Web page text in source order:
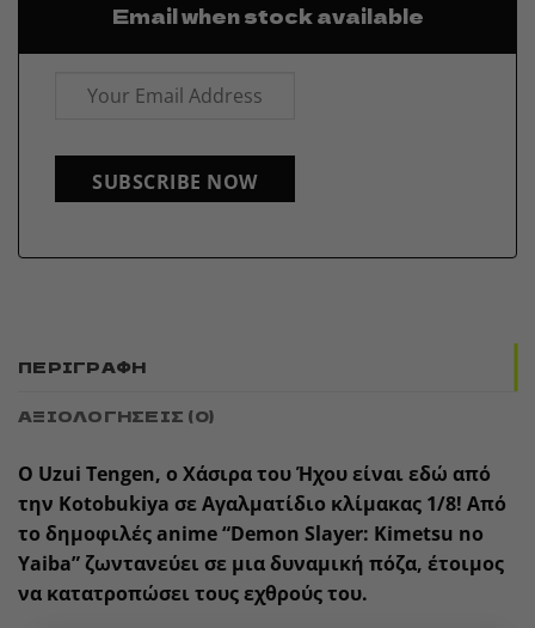
Email when stock available
SUBSCRIBE NOW
ΠΕΡΙΓΡΑΦΉ
ΑΞΙΟΛΟΓΉΣΕΙΣ (0)
Ο Uzui Tengen, ο Χάσιρα του Ήχου είναι εδώ από
την Kotobukiya σε Αγαλματίδιο κλίμακας 1/8! Από
το δημοφιλές anime “Demon Slayer: Kimetsu no
Yaiba” ζωντανεύει σε μια δυναμική πόζα, έτοιμος
να κατατροπώσει τους εχθρούς του.